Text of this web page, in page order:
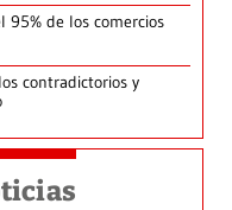
95% de los comercios
contradictorios y